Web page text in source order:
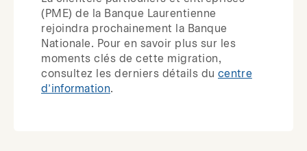
(PME) de la Banque Laurentienne
rejoindra prochainement la Banque
Nationale. Pour en savoir plus sur les
moments clés de cette migration,
consultez les derniers détails du centre
d’information.